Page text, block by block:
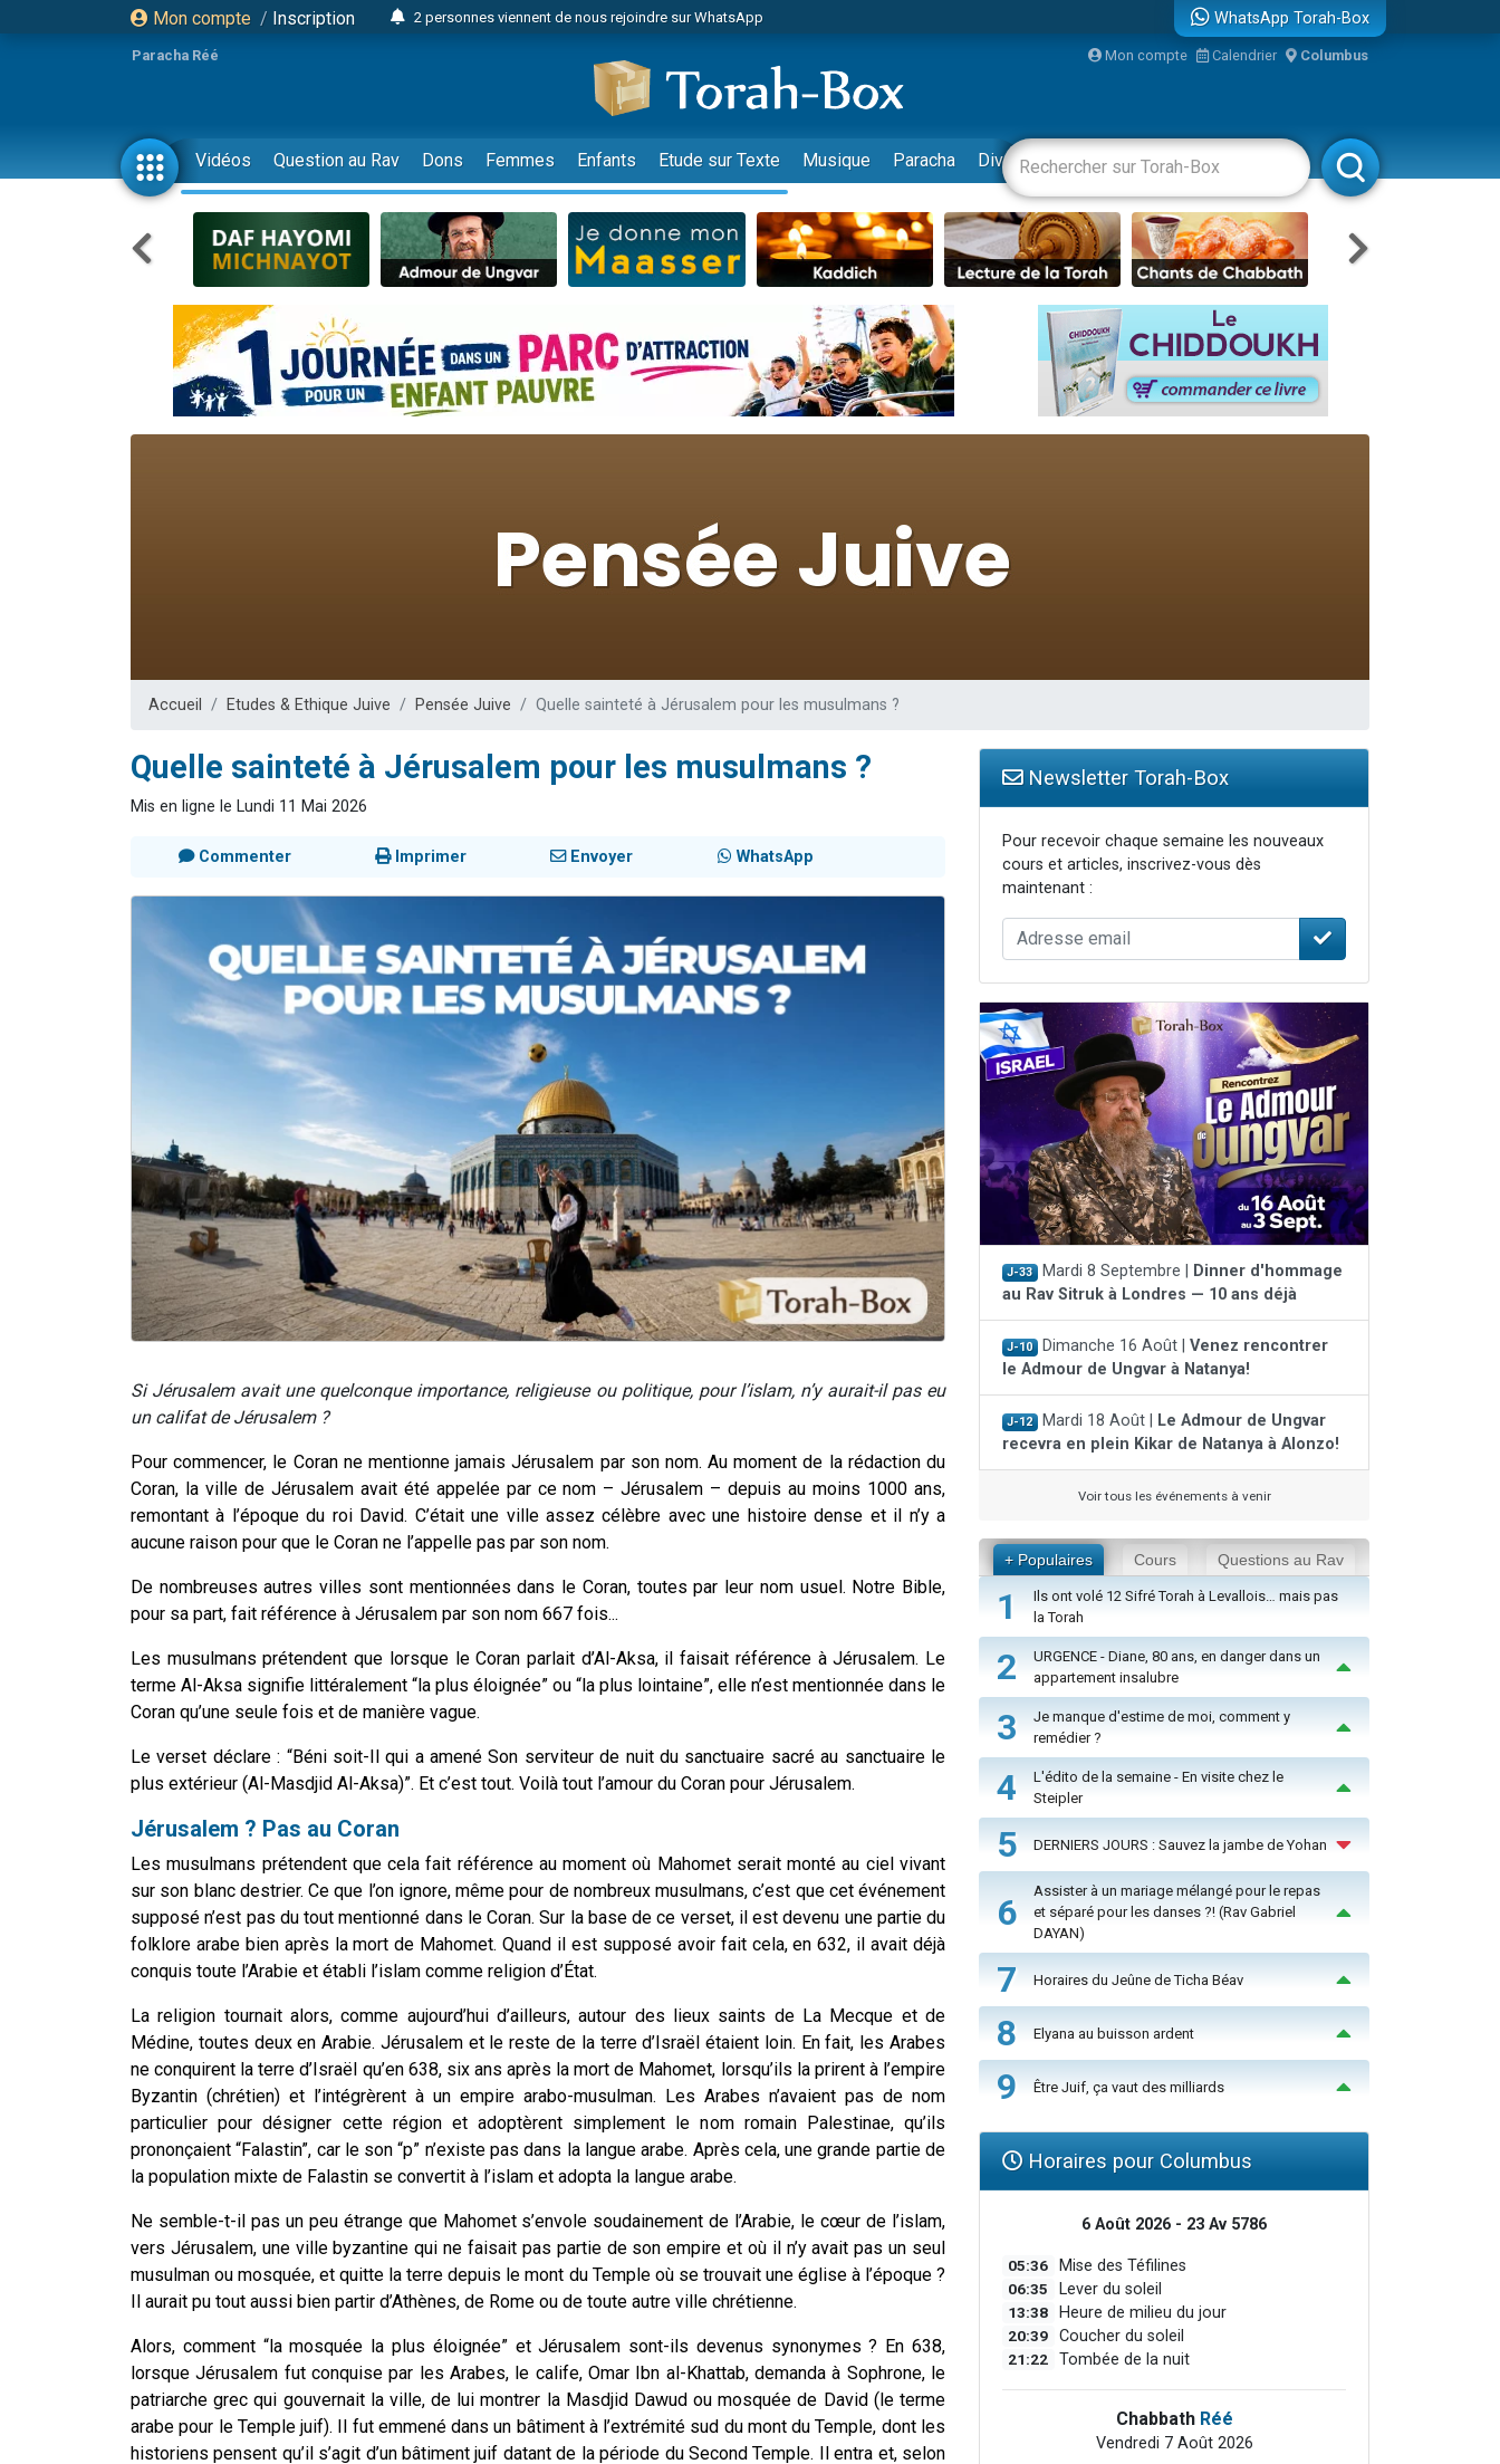
Mon compte / Inscription
2 personnes viennent de nous rejoindre sur WhatsApp
12 nouvelles musiques dans Torah-Box Music
30 personnes viennent de faire un don pour Sauvez la jambe de Yohan
Il reste 49 places pour étudier en groupe sur Zoom
3 personnes viennent de nous rejoindre sur WhatsApp
2 personnes viennent de nous rejoindre sur WhatsApp
3 personnes viennent de nous rejoindre sur WhatsApp
2 nouvelles musiques dans Torah-Box Music
8 personnes viennent de faire un don pour Tsédaka : pauvres d'Israel
Nouvelle émission radio : Visions de grandeur n°104 : Le Chabbath et le Birkat Hamazone à travers le temps
61 personnes viennent de demander une bénédiction
Il reste 49 places pour étudier en groupe sur Zoom
6 personnes viennent de faire un don pour 5 enfants déjà orphelins risquent de perdre leur maman
2 personnes viennent de faire un don pour Reloger Rivka, 6 enfants, victime de violences...
10 personnes viennent de demander une bénédiction
WhatsApp Torah-Box
Paracha Réé Mon compte Calendrier Columbus
Vidéos Question au Rav Dons Femmes Enfants Etude sur Texte Musique Paracha Divertissements Livres Rabbanim
Accueil Etudes & Ethique Juive Pensée Juive Quelle sainteté à Jérusalem pour les musulmans ?
Quelle sainteté à Jérusalem pour les musulmans ?
Mis en ligne le Lundi 11 Mai 2026
Commenter Imprimer Envoyer WhatsApp
Si Jérusalem avait une quelconque importance, religieuse ou politique, pour l’islam, n’y aurait-il pas eu
un califat de Jérusalem ?
Pour commencer, le Coran ne mentionne jamais Jérusalem par son nom. Au moment de la rédaction du
Coran, la ville de Jérusalem avait été appelée par ce nom – Jérusalem – depuis au moins 1000 ans,
remontant à l’époque du roi David. C’était une ville assez célèbre avec une histoire dense et il n’y a
aucune raison pour que le Coran ne l’appelle pas par son nom.
De nombreuses autres villes sont mentionnées dans le Coran, toutes par leur nom usuel. Notre Bible,
pour sa part, fait référence à Jérusalem par son nom 667 fois...
Les musulmans prétendent que lorsque le Coran parlait d’Al-Aksa, il faisait référence à Jérusalem. Le
terme Al-Aksa signifie littéralement “la plus éloignée” ou “la plus lointaine”, elle n’est mentionnée dans le
Coran qu’une seule fois et de manière vague.
Le verset déclare : “Béni soit-Il qui a amené Son serviteur de nuit du sanctuaire sacré au sanctuaire le
plus extérieur (Al-Masdjid Al-Aksa)”. Et c’est tout. Voilà tout l’amour du Coran pour Jérusalem.
Jérusalem ? Pas au Coran
Les musulmans prétendent que cela fait référence au moment où Mahomet serait monté au ciel vivant
sur son blanc destrier. Ce que l’on ignore, même pour de nombreux musulmans, c’est que cet événement
supposé n’est pas du tout mentionné dans le Coran. Sur la base de ce verset, il est devenu une partie du
folklore arabe bien après la mort de Mahomet. Quand il est supposé avoir fait cela, en 632, il avait déjà
conquis toute l’Arabie et établi l’islam comme religion d’État.
La religion tournait alors, comme aujourd’hui d’ailleurs, autour des lieux saints de La Mecque et de
Médine, toutes deux en Arabie. Jérusalem et le reste de la terre d’Israël étaient loin. En fait, les Arabes
ne conquirent la terre d’Israël qu’en 638, six ans après la mort de Mahomet, lorsqu’ils la prirent à l’empire
Byzantin (chrétien) et l’intégrèrent à un empire arabo-musulman. Les Arabes n’avaient pas de nom
particulier pour désigner cette région et adoptèrent simplement le nom romain Palestinae, qu’ils
prononçaient “Falastin”, car le son “p” n’existe pas dans la langue arabe. Après cela, une grande partie de
la population mixte de Falastin se convertit à l’islam et adopta la langue arabe.
Ne semble-t-il pas un peu étrange que Mahomet s’envole soudainement de l’Arabie, le cœur de l’islam,
vers Jérusalem, une ville byzantine qui ne faisait pas partie de son empire et où il n’y avait pas un seul
musulman ou mosquée, et quitte la terre depuis le mont du Temple où se trouvait une église à l’époque ?
Il aurait pu tout aussi bien partir d’Athènes, de Rome ou de toute autre ville chrétienne.
Alors, comment “la mosquée la plus éloignée” et Jérusalem sont-ils devenus synonymes ? En 638,
lorsque Jérusalem fut conquise par les Arabes, le calife, Omar Ibn al-Khattab, demanda à Sophrone, le
patriarche grec qui gouvernait la ville, de lui montrer la Masdjid Dawud ou mosquée de David (le terme
arabe pour le Temple juif). Il fut emmené dans un bâtiment à l’extrémité sud du mont du Temple, dont les
historiens pensent qu’il s’agit d’un bâtiment juif datant de la période du Second Temple. Il entra et, selon
Newsletter Torah-Box
Pour recevoir chaque semaine les nouveaux
cours et articles, inscrivez-vous dès
maintenant :
J-33 Mardi 8 Septembre |
Dinner d'hommage
au Rav Sitruk à Londres — 10 ans déjà
J-10 Dimanche 16 Août | Venez rencontrer
le Admour de Ungvar à Natanya!
J-12 Mardi 18 Août |
Le Admour de Ungvar
recevra en plein Kikar de Natanya à Alonzo!
Voir tous les événements à venir
+ Populaires Cours Questions au Rav
1
Ils ont volé 12 Sifré Torah à Levallois… mais pas
la Torah
2
URGENCE - Diane, 80 ans, en danger dans un
appartement insalubre
3
Je manque d'estime de moi, comment y
remédier ?
4
L'édito de la semaine - En visite chez le
Steipler
5 DERNIERS JOURS : Sauvez la jambe de Yohan
6
Assister à un mariage mélangé pour le repas
et séparé pour les danses ?! (Rav Gabriel
DAYAN)
7 Horaires du Jeûne de Ticha Béav
8 Elyana au buisson ardent
9 Être Juif, ça vaut des milliards
Horaires pour Columbus
6 Août 2026 - 23 Av 5786
05:36 Mise des Téfilines
06:35 Lever du soleil
13:38 Heure de milieu du jour
20:39 Coucher du soleil
21:22 Tombée de la nuit
Chabbath Réé
Vendredi 7 Août 2026